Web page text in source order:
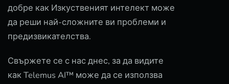
добре как Изкуственият интелект може
да реши най-сложните ви проблеми и
предизвикателства.
Свържете се с нас днес, за да видите
как Telemus AI™ може да се използва